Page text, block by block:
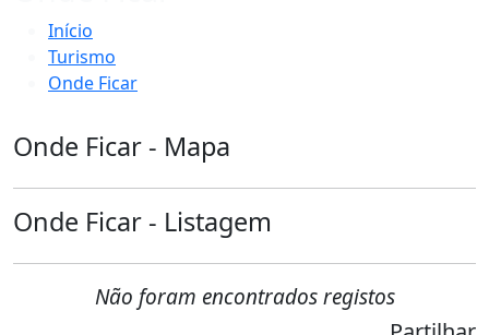
Início
Turismo
Onde Ficar
Onde Ficar - Mapa
Onde Ficar - Listagem
Não foram encontrados registos